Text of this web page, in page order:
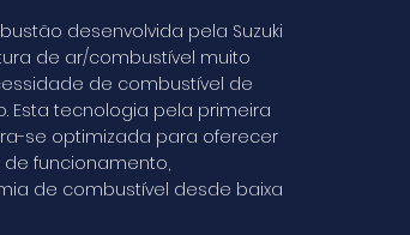
desenvolvida pela Suzuki
de ar/combustível muito
de combustível de
Esta tecnologia pela primeira
se optimizada para oferecer
funcionamento,
de combustível desde baixa